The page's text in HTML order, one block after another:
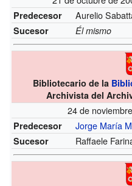
Predecesor Aurelio
Sucesor Él mismo
Bibliotecario de la
Archivista del
24 de
Predecesor Jorge María
Sucesor Raffaele